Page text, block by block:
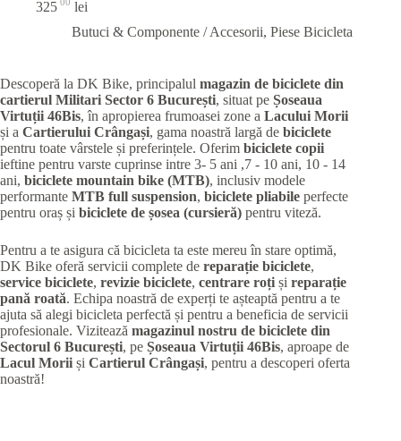
325
lei
Butuci & Componente / Accesorii, Piese Bicicleta
Descoperă la DK Bike, principalul magazin de biciclete din
cartierul Militari Sector 6 București, situat pe Șoseaua
Virtuții 46Bis, în apropierea frumoasei zone a Lacului Morii
și a Cartierului Crângași, gama noastră largă de biciclete
pentru toate vârstele și preferințele. Oferim biciclete copii
ieftine pentru varste cuprinse intre 3- 5 ani ,7 - 10 ani, 10 - 14
ani, biciclete mountain bike (MTB), inclusiv modele
performante MTB full suspension, biciclete pliabile perfecte
pentru oraș și biciclete de șosea (cursieră) pentru viteză.
Pentru a te asigura că bicicleta ta este mereu în stare optimă,
DK Bike oferă servicii complete de reparație biciclete,
service biciclete, revizie biciclete, centrare roți și reparație
pană roată. Echipa noastră de experți te așteaptă pentru a te
ajuta să alegi bicicleta perfectă și pentru a beneficia de servicii
profesionale. Vizitează magazinul nostru de biciclete din
Sectorul 6 București, pe Șoseaua Virtuții 46Bis, aproape de
Lacul Morii și Cartierul Crângași, pentru a descoperi oferta
noastră!